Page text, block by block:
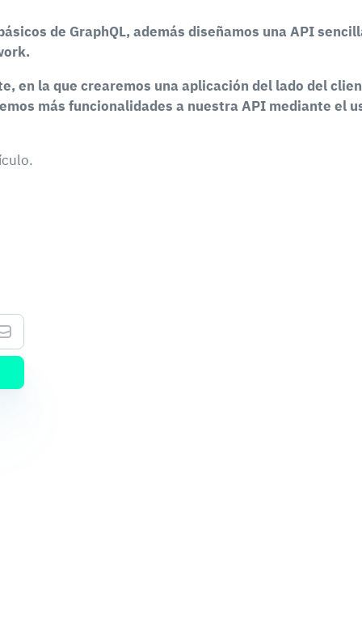
de GraphQL, además diseñamos una API
en la que crearemos una aplicación del lado del
más funcionalidades a nuestra API mediante el